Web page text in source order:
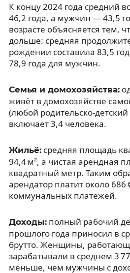
К концу 2024 года средний
46,2 года, а мужчин — 43,5
возрасте объясняется тем,
дольше: средняя
рождении составила 83,5
78,9 года для мужчин.
Семья и домохозяйства:
живёт в домохозяйстве
(любой родительско-
включает 3,4 человека.
Жильё:средняя площадь
94,4 м², а чистая арендная
квадратный метр. Таким
арендатор платит около 686
коммунальных платежей.
Доходы:полный рабочий
прошлого года приносил в
брутто. Женщины,
зарабатывали в среднем 3
меньше, чем мужчины с